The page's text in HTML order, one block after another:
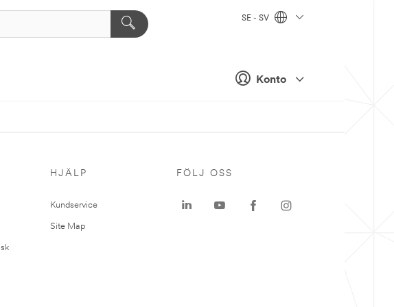
Konto
SE - SV
HJÄLP
Kundservice
Site Map
FÖLJ OSS